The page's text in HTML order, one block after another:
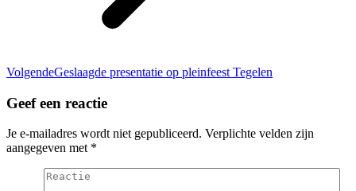
VolgendeVolgend
Geslaagde presentatie op pleinfeest Tegelen
Geef een reactie
Je e-mailadres wordt niet gepubliceerd. Verplichte velden zijn
aangegeven met *